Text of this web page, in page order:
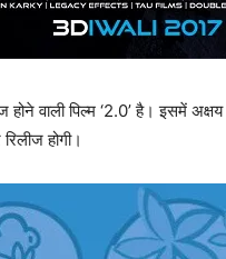
होने वाली पिल्म ‘2.0’ है। इसमें
होगी।